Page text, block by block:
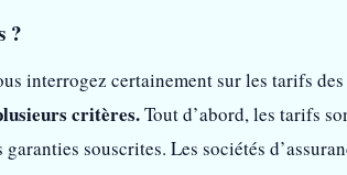
?
interrogez certainement sur les tarifs des
critères.Tout d’abord, les tarifs
souscrites. Les sociétés